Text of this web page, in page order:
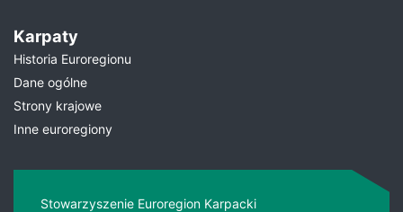
Karpaty
Historia Euroregionu
Dane ogólne
Strony krajowe
Inne euroregiony
Stowarzyszenie Euroregion Karpacki